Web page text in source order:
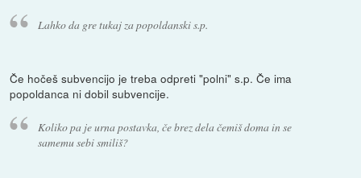
Lahko da gre tukaj za popoldanski s.p.
Če hočeš subvencijo je treba odpreti "polni" s.p. Če ima
popoldanca ni dobil subvencije.
Koliko pa je urna postavka, če brez dela čemiš doma in se
samemu sebi smiliš?